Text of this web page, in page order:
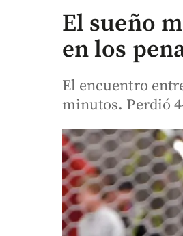
El sueño
en los
El encuentro
minutos. Perdió